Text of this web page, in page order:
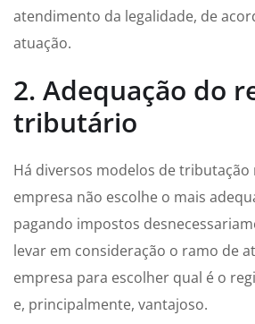
atendimento da legalidade, de
atuação.
2. Adequação do
tributário
Há diversos modelos de tributação
empresa não escolhe o mais
pagando impostos
levar em consideração o ramo de
empresa para escolher qual é o
e, principalmente, vantajoso.